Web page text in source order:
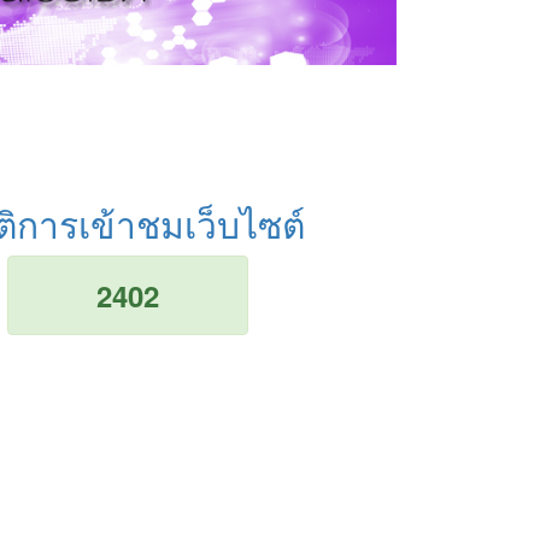
การเข้าชมเว็บไซต์
2402